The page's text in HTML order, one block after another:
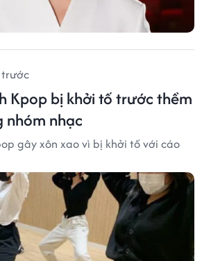
Kpop bị khởi tố trước thềm
nhạc
gây xôn xao vì bị khởi tố với cáo